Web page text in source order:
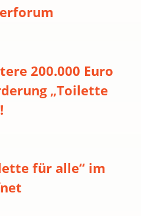
200.000 Euro
„Toilette
für alle“ im